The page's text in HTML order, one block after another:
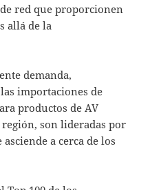
red que proporcionen
allá de la
demanda,
importaciones de
productos de AV
son lideradas por
a cerca de los